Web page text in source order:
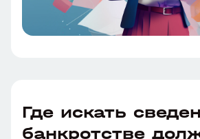
Где искать
банкротстве